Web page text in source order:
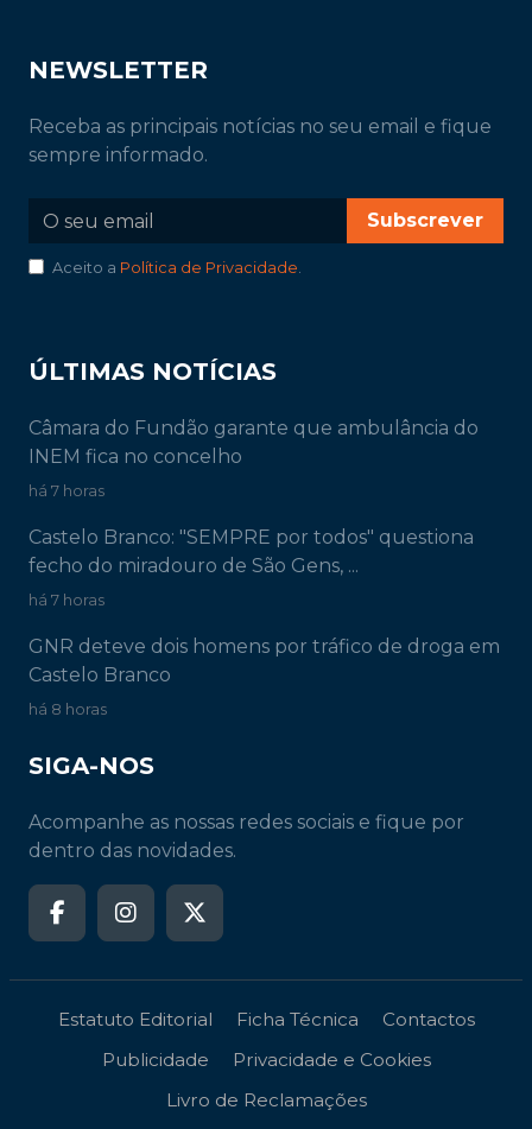
NEWSLETTER
Receba as principais notícias no seu email e fique
sempre informado.
Subscrever
Aceito a Política de Privacidade.
ÚLTIMAS NOTÍCIAS
Câmara do Fundão garante que ambulância do
INEM fica no concelho
há 7 horas
Castelo Branco: "SEMPRE por todos" questiona
fecho do miradouro de São Gens, ...
há 7 horas
GNR deteve dois homens por tráfico de droga em
Castelo Branco
há 8 horas
SIGA-NOS
Acompanhe as nossas redes sociais e fique por
dentro das novidades.
Estatuto Editorial Ficha Técnica
Contactos
Publicidade
Privacidade e Cookies
Livro de Reclamações